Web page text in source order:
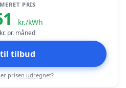
PRIS
kr./kWh
kr. pr. måned
til tilbud
prisen udregnet?